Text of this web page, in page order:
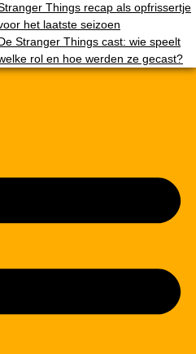
Things recap als opfrissertje
het laatste seizoen
Stranger Things cast: wie speelt
rol en hoe werden ze gecast?